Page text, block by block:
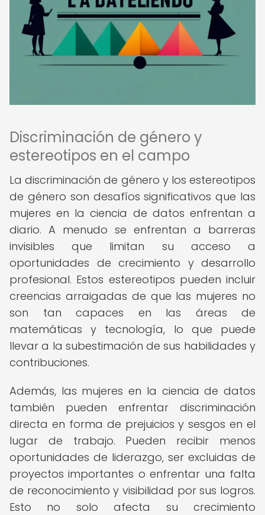
Discriminación de género y
estereotipos en el campo
La discriminación de género y los estereotipos
de género son desafíos significativos que las
mujeres en la ciencia de datos enfrentan a
diario. A menudo se enfrentan a barreras
invisibles que limitan su acceso a
oportunidades de crecimiento y desarrollo
profesional. Estos estereotipos pueden incluir
creencias arraigadas de que las mujeres no
son tan capaces en las áreas de
matemáticas y tecnología, lo que puede
llevar a la subestimación de sus habilidades y
contribuciones.
Además, las mujeres en la ciencia de datos
también pueden enfrentar discriminación
directa en forma de prejuicios y sesgos en el
lugar de trabajo. Pueden recibir menos
oportunidades de liderazgo, ser excluidas de
proyectos importantes o enfrentar una falta
de reconocimiento y visibilidad por sus logros.
Esto no solo afecta su crecimiento